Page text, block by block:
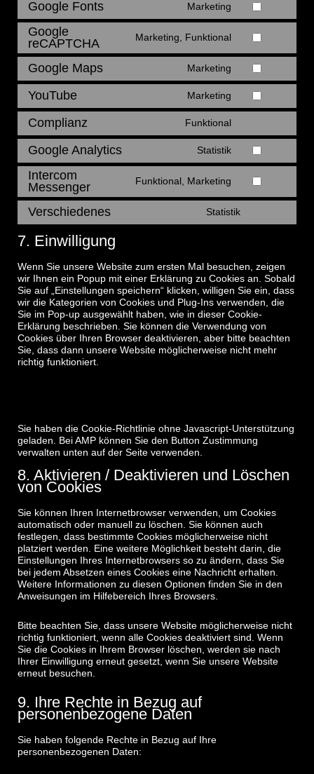
Google Fonts Marketing
Google
reCAPTCHA
Marketing, Funktional
Google Maps Marketing
YouTube Marketing
Complianz Funktional
Google Analytics Statistik
Intercom
Messenger
Funktional, Marketing
Verschiedenes Statistik
7. Einwilligung
Wenn Sie unsere Website zum ersten Mal besuchen, zeigen
wir Ihnen ein Popup mit einer Erklärung zu Cookies an. Sobald
Sie auf „Einstellungen speichern“ klicken, willigen Sie ein, dass
wir die Kategorien von Cookies und Plug-Ins verwenden, die
Sie im Pop-up ausgewählt haben, wie in dieser Cookie-
Erklärung beschrieben. Sie können die Verwendung von
Cookies über Ihren Browser deaktivieren, aber bitte beachten
Sie, dass dann unsere Website möglicherweise nicht mehr
richtig funktioniert.
Sie haben die Cookie-Richtlinie ohne Javascript-Unterstützung
geladen. Bei AMP können Sie den Button Zustimmung
verwalten unten auf der Seite verwenden.
8. Aktivieren / Deaktivieren und Löschen
von Cookies
Sie können Ihren Internetbrowser verwenden, um Cookies
automatisch oder manuell zu löschen. Sie können auch
festlegen, dass bestimmte Cookies möglicherweise nicht
platziert werden. Eine weitere Möglichkeit besteht darin, die
Einstellungen Ihres Internetbrowsers so zu ändern, dass Sie
bei jedem Absetzen eines Cookies eine Nachricht erhalten.
Weitere Informationen zu diesen Optionen finden Sie in den
Anweisungen im Hilfebereich Ihres Browsers.
Bitte beachten Sie, dass unsere Website möglicherweise nicht
richtig funktioniert, wenn alle Cookies deaktiviert sind. Wenn
Sie die Cookies in Ihrem Browser löschen, werden sie nach
Ihrer Einwilligung erneut gesetzt, wenn Sie unsere Website
erneut besuchen.
9. Ihre Rechte in Bezug auf
personenbezogene Daten
Sie haben folgende Rechte in Bezug auf Ihre
personenbezogenen Daten: